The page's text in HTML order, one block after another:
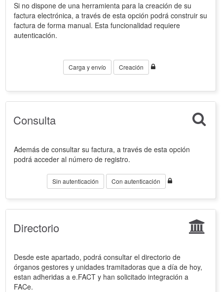
Si no dispone de una herramienta para la creación de su
factura electrónica, a través de esta opción podrá construir su
factura de forma manual. Esta funcionalidad requiere
autenticación.
Carga y envío Creación
Consulta
Además de consultar su factura, a través de esta opción
podrá acceder al número de registro.
Sin autenticación Con autenticación
Directorio
Desde este apartado, podrá consultar el directorio de
órganos gestores y unidades tramitadoras que a día de hoy,
estan adheridas a e.FACT y han solicitado integración a
FACe.